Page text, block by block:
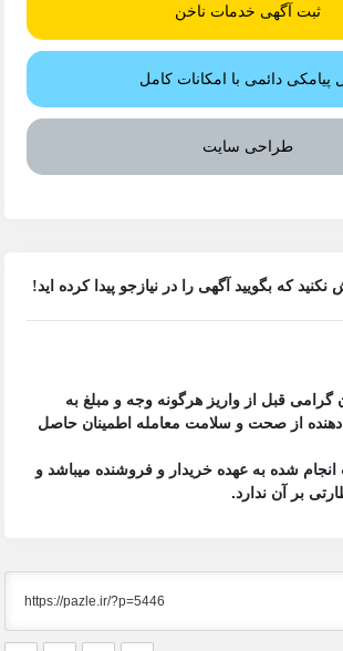
ثبت آگهی خدمات ناخن
پیامکی دائمی با امکانات کامل
طراحی سایت
که بگویید آگهی را درنیازجوپیدا کرده اید!
گرامی قبل از واریز هرگونه وجه و مبلغ به
از صحت و سلامت معامله اطمینان حاصل
انجام شده به عهده خریدار و فروشنده میباشد و
بر آن ندارد.